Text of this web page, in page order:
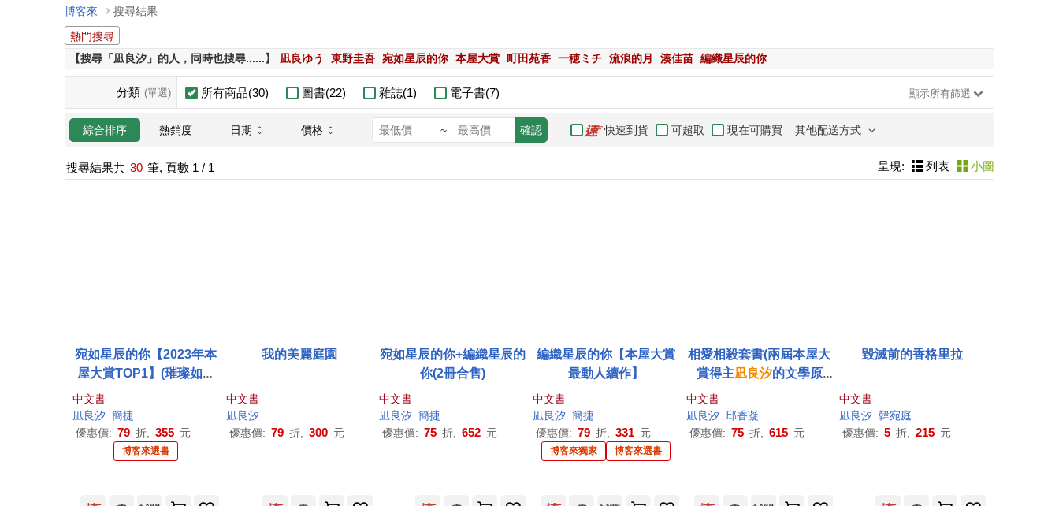
博客來
搜尋結果
熱門搜尋
【搜尋「凪良汐」的人，同時也搜尋......】
凪良ゆう 東野圭吾 宛如星辰的你 本屋大賞 町田苑香 一穂ミチ 流浪的月 湊佳苗 編織星辰的你
分類 (單選) 所有商品(30) 圖書(22) 雜誌(1) 電子書(7) 顯示所有篩選
綜合排序 熱銷度 日期 價格 ~ 確認 快速到貨 可超取 現在可購買 其他配送方式
搜尋結果共 30 筆, 頁數 1 / 1 呈現: 列表 小圖
宛如星辰的你【2023年本
屋大賞TOP1】(璀璨如星
中文書
凪良汐 簡捷
優惠價: 79 折, 355 元
博客來選書
我的美麗庭園
中文書
凪良汐
優惠價: 79 折, 300 元
宛如星辰的你+編織星辰的
你(2冊合售)
中文書
凪良汐 簡捷
優惠價: 75 折, 652 元
編織星辰的你【本屋大賞
最動人續作】
中文書
凪良汐 簡捷
優惠價: 79 折, 331 元
博客來獨家 博客來選書
相愛相殺套書(兩屆本屋大
賞得主凪良汐的文學原
點：堇莊的房客+神的棲息
地)
中文書
凪良汐
邱香凝
優惠價: 75 折, 615 元
毀滅前的香格里拉
中文書
凪良汐 韓宛庭
優惠價: 5 折, 215 元